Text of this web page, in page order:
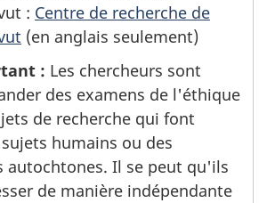
: Centre de recherche de
(en anglais seulement)
: Les chercheurs sont
des examens de l'éthique
de recherche qui font
humains ou des
autochtones. Il se peut qu'ils
de manière indépendante